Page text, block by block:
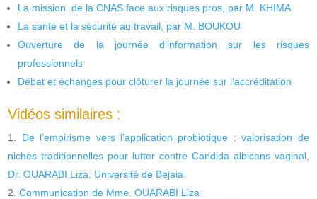
La mission de la CNAS face aux risques pros, par M. KHIMA
La santé et la sécurité au travail, par M. BOUKOU
Ouverture de la journée d’information sur les risques
professionnels
Débat et échanges pour clôturer la journée sur l’accréditation
Vidéos similaires :
De l’empirisme vers l’application probiotique : valorisation de
niches traditionnelles pour lutter contre Candida albicans vaginal,
Dr. OUARABI Liza, Université de Bejaia.
Communication de Mme. OUARABI Liza